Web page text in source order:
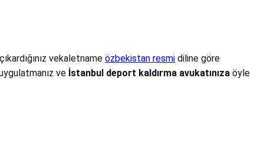
vekaletname özbekistan resmi diline göre
ve İstanbul deport kaldırma avukatınıza öyle